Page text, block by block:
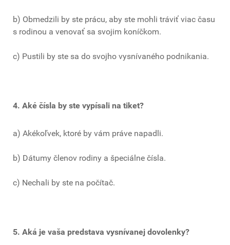
b) Obmedzili by ste prácu, aby ste mohli tráviť viac času
s rodinou a venovať sa svojim koníčkom.
c) Pustili by ste sa do svojho vysnívaného podnikania.
4. Aké čísla by ste vypísali na tiket?
a) Akékoľvek, ktoré by vám práve napadli.
b) Dátumy členov rodiny a špeciálne čísla.
c) Nechali by ste na počítač.
5. Aká je vaša predstava vysnívanej dovolenky?